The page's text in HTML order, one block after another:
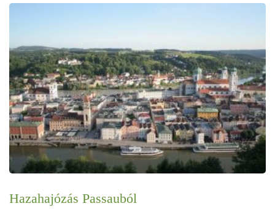
Hazahajózás Passauból